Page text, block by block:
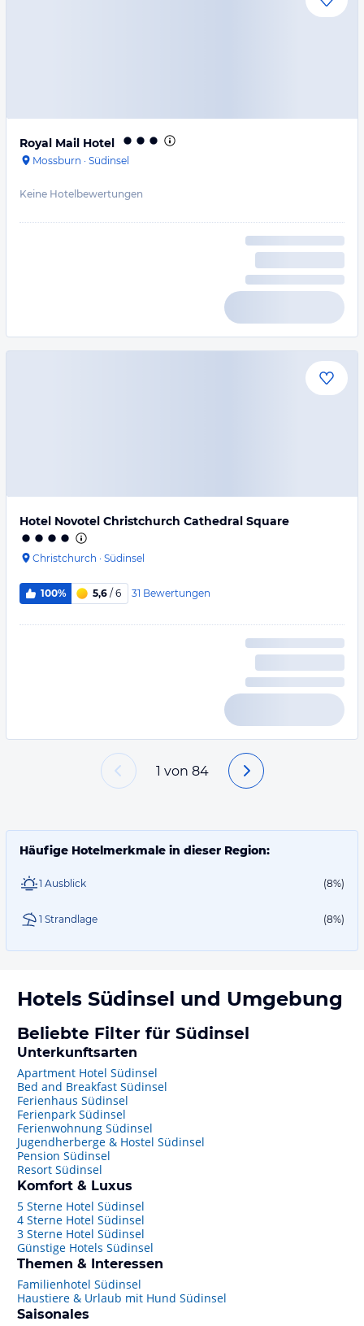
Royal Mail Hotel
Mossburn · Südinsel
Keine Hotelbewertungen
Hotel Novotel Christchurch Cathedral Square
Christchurch · Südinsel
100% 5,6 / 6 31 Bewertungen
1 von 84
Häufige Hotelmerkmale in dieser Region:
1 Ausblick (8%)
1 Strandlage (8%)
Hotels Südinsel und Umgebung
Beliebte Filter für Südinsel
Unterkunftsarten
Apartment Hotel Südinsel
Bed and Breakfast Südinsel
Ferienhaus Südinsel
Ferienpark Südinsel
Ferienwohnung Südinsel
Jugendherberge & Hostel Südinsel
Pension Südinsel
Resort Südinsel
Komfort & Luxus
5 Sterne Hotel Südinsel
4 Sterne Hotel Südinsel
3 Sterne Hotel Südinsel
Günstige Hotels Südinsel
Themen & Interessen
Familienhotel Südinsel
Haustiere & Urlaub mit Hund Südinsel
Saisonales